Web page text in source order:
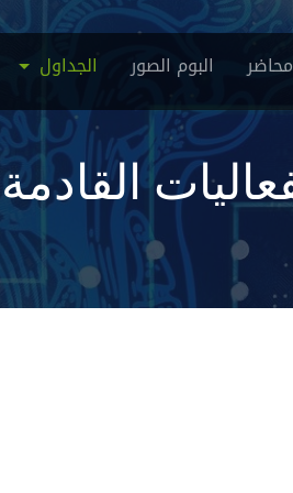
البوم الصور الجداول
القادمة